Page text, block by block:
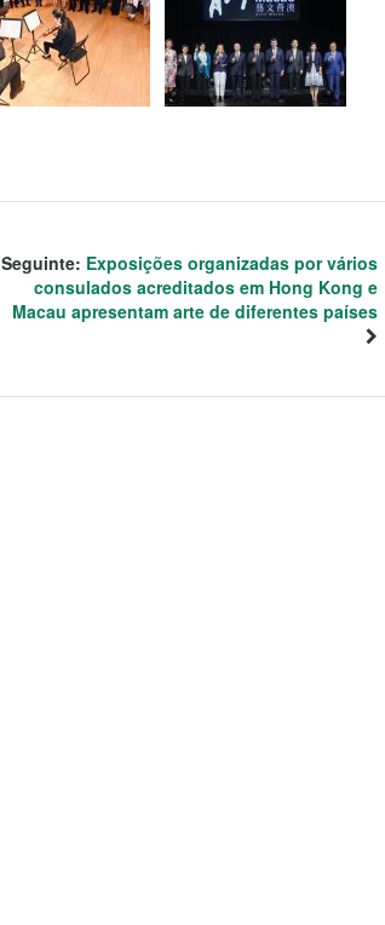
Seguinte: Exposições organizadas por vários
consulados acreditados em Hong Kong e
Macau apresentam arte de diferentes países